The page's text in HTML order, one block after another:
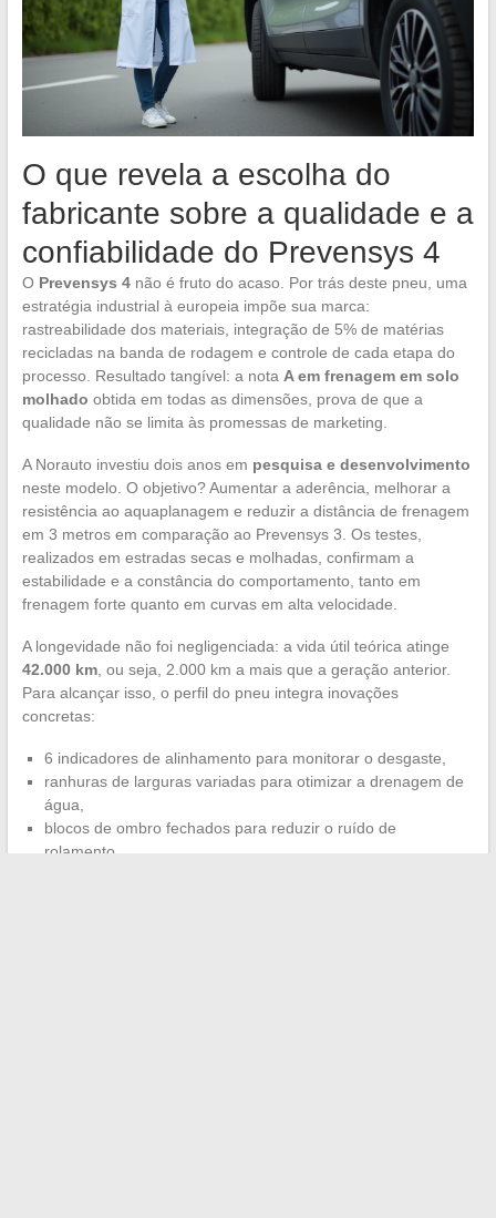
O que revela a escolha do
fabricante sobre a qualidade e a
confiabilidade do Prevensys 4
O Prevensys 4não é fruto do acaso. Por trás deste pneu, uma
estratégia industrial à europeia impõe sua marca:
rastreabilidade dos materiais, integração de 5% de matérias
recicladas na banda de rodagem e controle de cada etapa do
processo. Resultado tangível: a nota A em frenagem em solo
molhado obtida em todas as dimensões, prova de que a
qualidade não se limita às promessas de marketing.
A Norauto investiu dois anos em pesquisa e desenvolvimento
neste modelo. O objetivo? Aumentar a aderência, melhorar a
resistência ao aquaplanagem e reduzir a distância de frenagem
em 3 metros em comparação ao Prevensys 3. Os testes,
realizados em estradas secas e molhadas, confirmam a
estabilidade e a constância do comportamento, tanto em
frenagem forte quanto em curvas em alta velocidade.
A longevidade não foi negligenciada: a vida útil teórica atinge
42.000 km, ou seja, 2.000 km a mais que a geração anterior.
Para alcançar isso, o perfil do pneu integra inovações
concretas:
6 indicadores de alinhamento para monitorar o desgaste,
ranhuras de larguras variadas para otimizar a drenagem de
água,
blocos de ombro fechados para reduzir o ruído de
rolamento.